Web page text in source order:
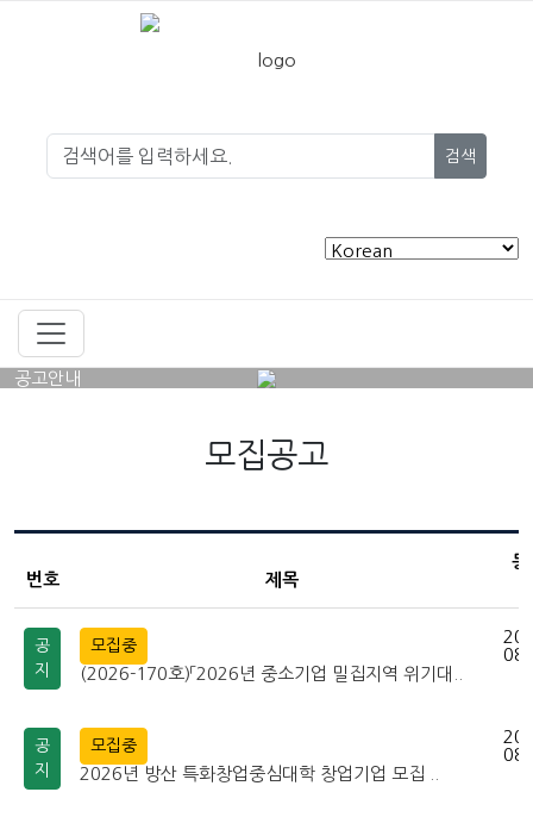
검색
공고안내
모집공고
번호 제목
등
공
지
모집중
(2026-170호)「2026년 중소기업 밀집지역 위기대..
공
지
모집중
2026년 방산 특화창업중심대학 창업기업 모집 ..